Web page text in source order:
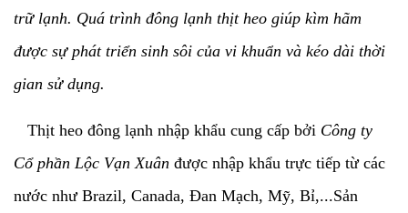
trữ lạnh. Quá trình đông lạnh thịt heo giúp kìm hãm
được sự phát triển sinh sôi của vi khuẩn và kéo dài thời
gian sử dụng.
Thịt heo đông lạnh nhập khẩu cung cấp bởi Công ty
Cổ phần Lộc Vạn Xuân được nhập khẩu trực tiếp từ các
nước như Brazil, Canada, Đan Mạch, Mỹ, Bỉ,...Sản